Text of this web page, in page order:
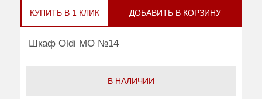
КУПИТЬ В 1 КЛИК ДОБАВИТЬ В КОРЗИНУ
Шкаф Oldi МО №14
В НАЛИЧИИ